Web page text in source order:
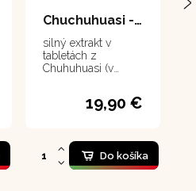
Chuchuhuasi - tablety 100 tabliet
silný extrakt v
tabletách z
Chuhuhuasi (v
"Chvejúci sa chrbát",
čo v kontexte našej
19,90 €
Do košíka